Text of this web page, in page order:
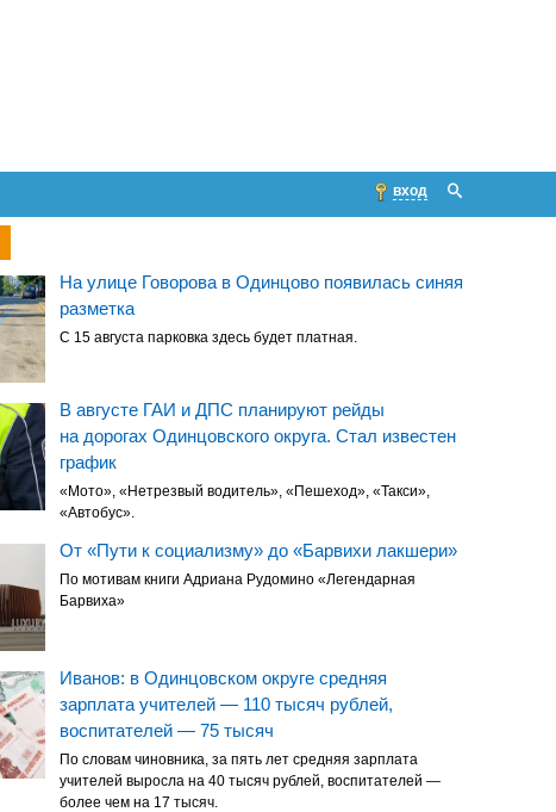
вход
На улице Говорова в Одинцово появилась синяя
разметка
С 15 августа парковка здесь будет платная.
В августе ГАИ и ДПС планируют рейды
на дорогах Одинцовского округа. Стал известен
график
«Мото», «Нетрезвый водитель», «Пешеход», «Такси»,
«Автобус».
От «Пути к социализму» до «Барвихи лакшери»
По мотивам книги Адриана Рудомино «Легендарная
Барвиха»
Иванов: в Одинцовском округе средняя
зарплата учителей — 110 тысяч рублей,
воспитателей — 75 тысяч
По словам чиновника, за пять лет средняя зарплата
учителей выросла на 40 тысяч рублей, воспитателей —
более чем на 17 тысяч.